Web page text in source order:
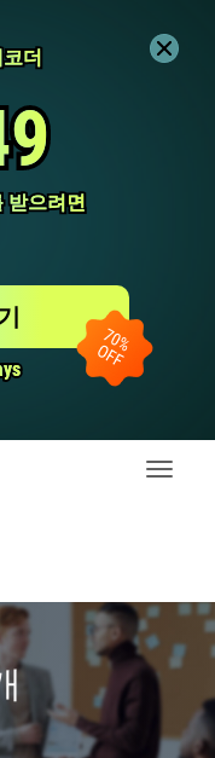
더
더
받으려면
받으려면
전